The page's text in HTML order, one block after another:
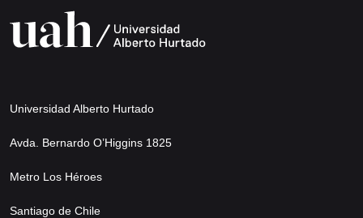
Universidad Alberto Hurtado
Avda. Bernardo O’Higgins 1825
Metro Los Héroes
Santiago de Chile